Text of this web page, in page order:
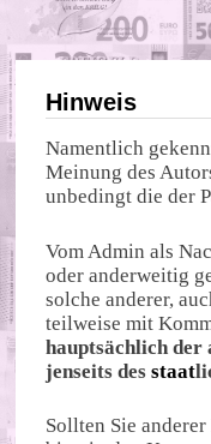
Hinweis
Namentlich
Meinung des
unbedingt die der
Vom Admin als
oder anderweitig
solche anderer,
teilweise mit
hauptsächlich
jenseits desstaat
Sollten Sie